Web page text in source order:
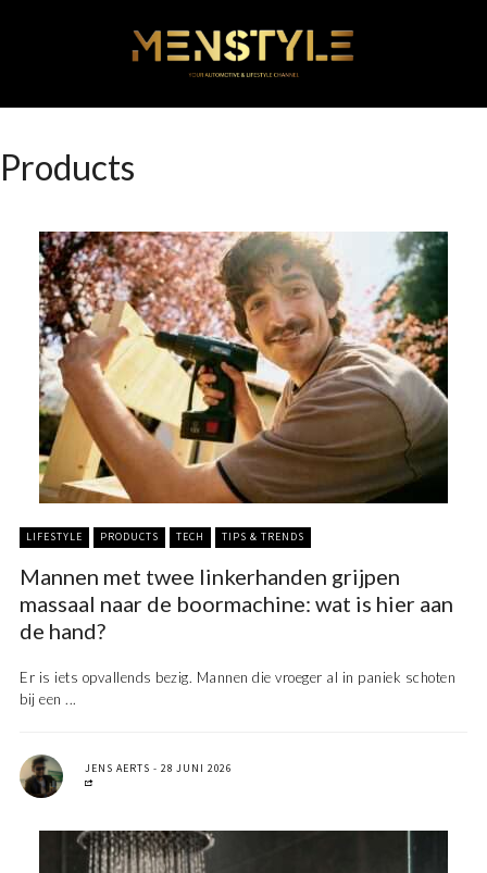
Products
LIFESTYLE PRODUCTS TECH TIPS & TRENDS
Mannen met twee linkerhanden grijpen
massaal naar de boormachine: wat is hier aan
de hand?
Er is iets opvallends bezig. Mannen die vroeger al in paniek schoten
bij een ...
JENS AERTS 28 JUNI 2026